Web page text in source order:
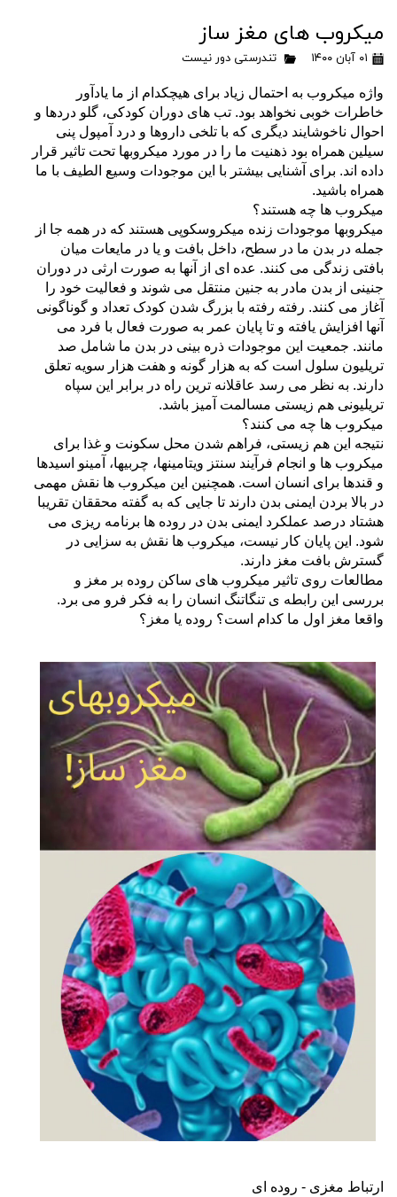
میکروب های مغز ساز
۰۱ آبان ۱۴۰۰ تندرستی دور نیست
واژه میکروب به احتمال زیاد برای هیچکدام از ما یادآور
خاطرات خوبی نخواهد بود. تب های دوران کودکی، گلو دردها و
احوال ناخوشایند دیگری که با تلخی داروها و درد آمپول پنی
سیلین همراه بود ذهنیت ما را در مورد میکروبها تحت تاثیر قرار
داده اند. برای آشنایی بیشتر با این موجودات وسیع الطیف با ما
همراه باشید.
میکروب ها چه هستند؟
میکروبها موجودات زنده میکروسکوپی هستند که در همه جا از
جمله در بدن ما در سطح، داخل بافت و یا در مایعات میان
بافتی زندگی می کنند. عده ای از آنها به صورت ارثی در دوران
جنینی از بدن مادر به جنین منتقل می شوند و فعالیت خود را
آغاز می کنند. رفته رفته با بزرگ شدن کودک تعداد و گوناگونی
آنها افزایش یافته و تا پایان عمر به صورت فعال با فرد می
مانند. جمعیت این موجودات ذره بینی در بدن ما شامل صد
تریلیون سلول است که به هزار گونه و هفت هزار سویه تعلق
دارند. به نظر می رسد عاقلانه ترین راه در برابر این سپاه
تریلیونی هم زیستی مسالمت آمیز باشد.
میکروب ها چه می کنند؟
نتیجه این هم زیستی، فراهم شدن محل سکونت و غذا برای
میکروب ها و انجام فرآیند سنتز ویتامینها، چربیها، آمینو اسیدها
و قندها برای انسان است. همچنین این میکروب ها نقش مهمی
در بالا بردن ایمنی بدن دارند تا جایی که به گفته محققان تقریبا
هشتاد درصد عملکرد ایمنی بدن در روده ها برنامه ریزی می
شود. این پایان کار نیست، میکروب ها نقش به سزایی در
گسترش بافت مغز دارند.
مطالعات روی تاثیر میکروب های ساکن روده بر مغز و
بررسی این رابطه ی تنگاتنگ انسان را به فکر فرو می برد.
واقعا مغز اول ما کدام است؟ روده یا مغز؟
ارتباط مغزی - روده ای